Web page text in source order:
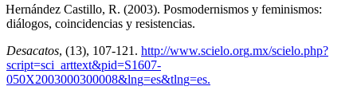
Hernández Castillo, R. (2003). Posmodernismos y feminismos:
diálogos, coincidencias y resistencias.
Desacatos, (13), 107-121. http://www.scielo.org.mx/scielo.php?
script=sci_arttext&pid=S1607-
050X2003000300008&lng=es&tlng=es.